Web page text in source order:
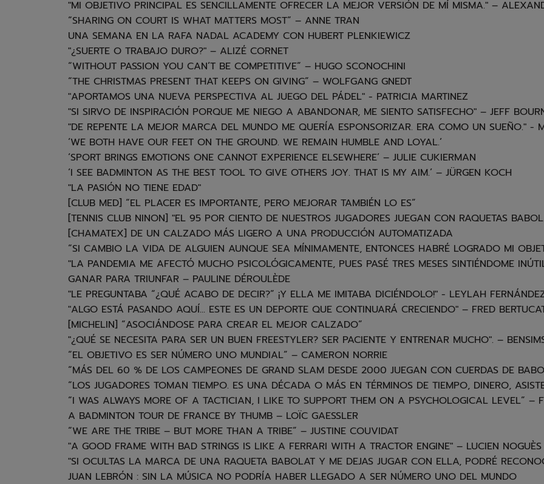
"MI OBJETIVO PRINCIPAL ES SENCILLAMENTE OFRECER LA MEJOR VERSIÓN DE MÍ MISMA." –
“SHARING ON COURT IS WHAT MATTERS MOST” – ANNE TRAN
UNA SEMANA EN LA RAFA NADAL ACADEMY CON HUBERT PLENKIEWICZ
"¿SUERTE O TRABAJO DURO?" – ALIZÉ CORNET
“WITHOUT PASSION YOU CAN’T BE COMPETITIVE” – HUGO SCONOCHINI
“THE CHRISTMAS PRESENT THAT KEEPS ON GIVING” – WOLFGANG GNEDT
"APORTAMOS UNA NUEVA PERSPECTIVA AL JUEGO DEL PÁDEL" - PATRICIA MARTINEZ
"SI SIRVO DE INSPIRACIÓN PORQUE ME NIEGO A ABANDONAR, ME SIENTO SATISFECHO" – JEFF
"DE REPENTE LA MEJOR MARCA DEL MUNDO ME QUERÍA ESPONSORIZAR. ERA COMO UN SUEÑO." -
‘WE BOTH HAVE OUR FEET ON THE GROUND. WE REMAIN HUMBLE AND LOYAL.’
‘SPORT BRINGS EMOTIONS ONE CANNOT EXPERIENCE ELSEWHERE’ – JULIE CUKIERMAN
‘I SEE BADMINTON AS THE BEST TOOL TO GIVE OTHERS JOY. THAT IS MY AIM.’ – JÜRGEN KOCH
"LA PASIÓN NO TIENE EDAD"
[CLUB MED] “EL PLACER ES IMPORTANTE, PERO MEJORAR TAMBIÉN LO ES”
[TENNIS CLUB NINON] "EL 95 POR CIENTO DE NUESTROS JUGADORES JUEGAN CON RAQUETAS
[CHAMATEX] DE UN CALZADO MÁS LIGERO A UNA PRODUCCIÓN AUTOMATIZADA
“SI CAMBIO LA VIDA DE ALGUIEN AUNQUE SEA MÍNIMAMENTE, ENTONCES HABRÉ LOGRADO MI
"LA PANDEMIA ME AFECTÓ MUCHO PSICOLÓGICAMENTE, PUES PASÉ TRES MESES SINTIÉNDOME
GANAR PARA TRIUNFAR – PAULINE DÉROULÈDE
"LE PREGUNTABA “¿QUÉ ACABO DE DECIR?” ¡Y ELLA ME IMITABA DICIÉNDOLO!" - LEYLAH
"ALGO ESTÁ PASANDO AQUÍ... ESTE ES UN DEPORTE QUE CONTINUARÁ CRECIENDO" – FRED
[MICHELIN] “ASOCIÁNDOSE PARA CREAR EL MEJOR CALZADO”
"¿QUÉ SE NECESITA PARA SER UN BUEN FREESTYLER? SER PACIENTE Y ENTRENAR MUCHO". –
“EL OBJETIVO ES SER NÚMERO UNO MUNDIAL” – CAMERON NORRIE
“MÁS DEL 60 % DE LOS CAMPEONES DE GRAND SLAM DESDE 2000 JUEGAN CON CUERDAS DE
“LOS JUGADORES TOMAN TIEMPO. ES UNA DÉCADA O MÁS EN TÉRMINOS DE TIEMPO, DINERO,
“I WAS ALWAYS MORE OF A TACTICIAN, I LIKE TO SUPPORT THEM ON A PSYCHOLOGICAL LEVEL” –
A BADMINTON TOUR DE FRANCE BY THUMB – LOÏC GAESSLER
“WE ARE THE TRIBE – BUT MORE THAN A TRIBE” – JUSTINE COUVIDAT
"A GOOD FRAME WITH BAD STRINGS IS LIKE A FERRARI WITH A TRACTOR ENGINE" – LUCIEN NOGUÈS
"SI OCULTAS LA MARCA DE UNA RAQUETA BABOLAT Y ME DEJAS JUGAR CON ELLA, PODRÉ
JUAN LEBRÓN : SIN LA MÚSICA NO PODRÍA HABER LLEGADO A SER NÚMERO UNO DEL MUNDO